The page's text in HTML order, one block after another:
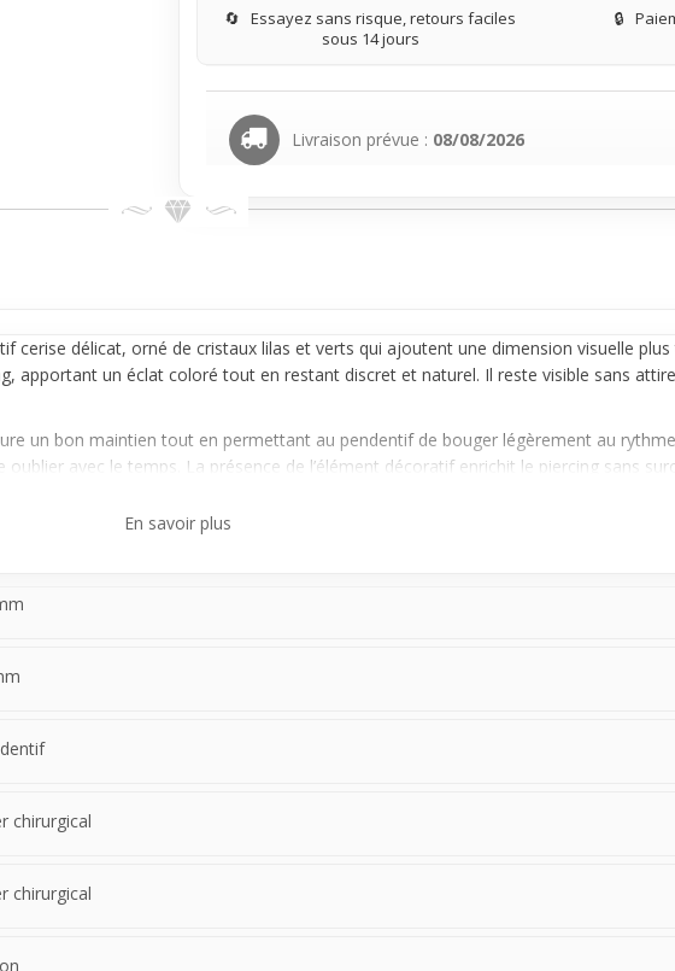
🔄 Essayez sans risque, retours faciles
sous 14 jours
🔒
Livraison prévue : 08/08/2026
cerise délicat, orné de cristaux lilas et verts qui ajoutent une dimension visuelle plus
apportant un éclat coloré tout en restant discret et naturel. Il reste visible sans
un bon maintien tout en permettant au pendentif de bouger légèrement au
avec le temps. La présence de l’élément décoratif enrichit le piercing sans
cerise avec cristaux colore subtilement l’ensemble, parfaitement adapté pour un
En savoir plus
chirurgical
chirurgical